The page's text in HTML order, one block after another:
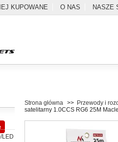
KUPOWANE O NAS NASZE
LED
Strona główna >> Przewody i
satelitarny 1.0CCS RG6 25M